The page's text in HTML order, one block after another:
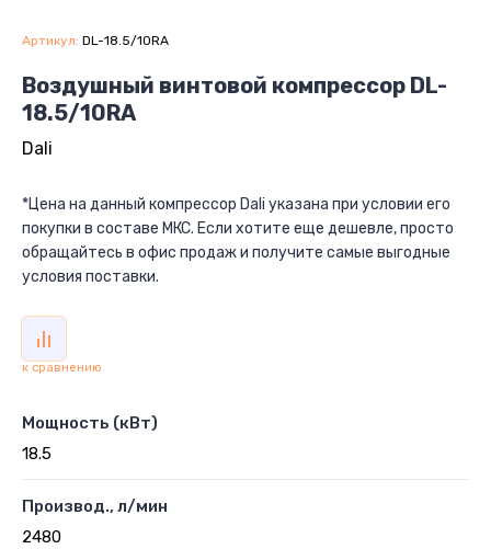
Артикул: DL-18.5/10RA
Воздушный винтовой компрессор DL-
18.5/10RA
Dali
*Цена на данный компрессор Dali указана при условии его
покупки в составе МКС. Если хотите еще дешевле, просто
обращайтесь в офис продаж и получите самые выгодные
условия поставки.
к сравнению
Мощность (кВт)
18.5
Производ., л/мин
2480